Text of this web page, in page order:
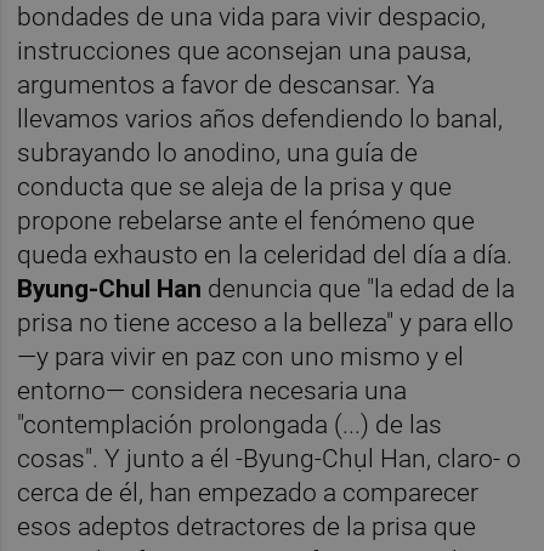
bondades de una vida para vivir despacio,
instrucciones que aconsejan una pausa,
argumentos a favor de descansar. Ya
llevamos varios años defendiendo lo banal,
subrayando lo anodino, una guía de
conducta que se aleja de la prisa y que
propone rebelarse ante el fenómeno que
queda exhausto en la celeridad del día a día.
Byung-Chul Han denuncia que "la edad de la
prisa no tiene acceso a la belleza" y para ello
—y para vivir en paz con uno mismo y el
entorno— considera necesaria una
"contemplación prolongada (...) de las
cosas". Y junto a él -Byung-Chụl Han, claro- o
cerca de él, han empezado a comparecer
esos adeptos detractores de la prisa que